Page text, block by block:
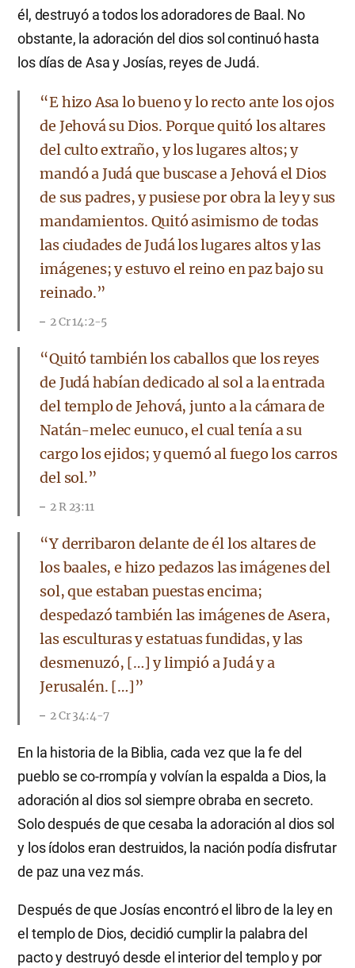
él, destruyó a todos los adoradores de Baal. No
obstante, la adoración del dios sol continuó hasta
los días de Asa y Josías, reyes de Judá.
“E hizo Asa lo bueno y lo recto ante los ojos
de Jehová su Dios. Porque quitó los altares
del culto extraño, y los lugares altos; y
mandó a Judá que buscase a Jehová el Dios
de sus padres, y pusiese por obra la ley y sus
mandamientos. Quitó asimismo de todas
las ciudades de Judá los lugares altos y las
imágenes; y estuvo el reino en paz bajo su
reinado.”
2 Cr 14:2-5
“Quitó también los caballos que los reyes
de Judá habían dedicado al sol a la entrada
del templo de Jehová, junto a la cámara de
Natán-melec eunuco, el cual tenía a su
cargo los ejidos; y quemó al fuego los carros
del sol.”
2 R 23:11
“Y derribaron delante de él los altares de
los baales, e hizo pedazos las imágenes del
sol, que estaban puestas encima;
despedazó también las imágenes de Asera,
las esculturas y estatuas fundidas, y las
desmenuzó, […] y limpió a Judá y a
Jerusalén. […]”
2 Cr 34:4-7
En la historia de la Biblia, cada vez que la fe del
pueblo se co-rrompía y volvían la espalda a Dios, la
adoración al dios sol siempre obraba en secreto.
Solo después de que cesaba la adoración al dios sol
y los ídolos eran destruidos, la nación podía disfrutar
de paz una vez más.
Después de que Josías encontró el libro de la ley en
el templo de Dios, decidió cumplir la palabra del
pacto y destruyó desde el interior del templo y por